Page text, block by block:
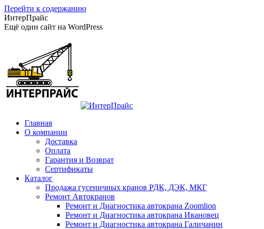
Перейти к содержанию
ИнтерПрайс
Ещё один сайт на WordPress
Главная
О компании
Доставка
Оплата
Гарантия и Возврат
Сертификаты
Каталог
Продажа гусеничных кранов РДК, ДЭК, МКГ
Ремонт Автокранов
Ремонт и Диагностика автокрана Zoomlion
Ремонт и Диагностика автокрана Ивановец
Ремонт и Диагностика автокрана Галичанин